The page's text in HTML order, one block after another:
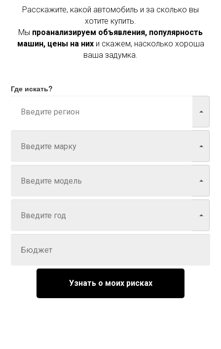
Расскажите, какой автомобиль и за сколько вы
хотите купить.
Мы проанализируем объявления, популярность
машин, цены на нихи скажем, насколько хороша
ваша задумка.
Где искать?
Узнать о моих рисках